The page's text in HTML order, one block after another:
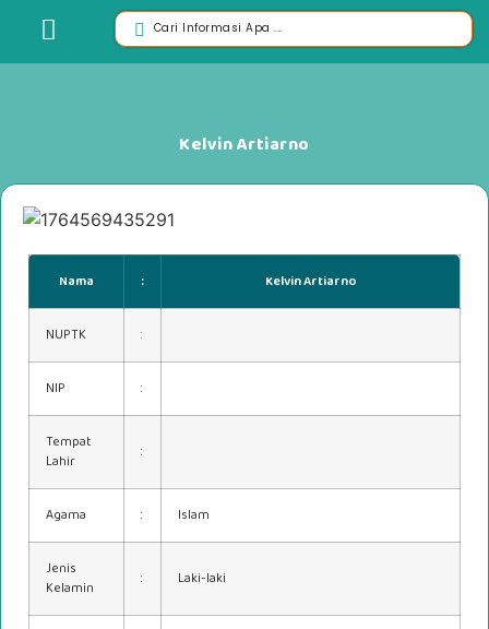
Kelvin Artiarno
Nama : Kelvin Artiarno
NUPTK :
NIP :
Tempat
Lahir
:
Agama : Islam
Jenis
Kelamin
: Laki-laki